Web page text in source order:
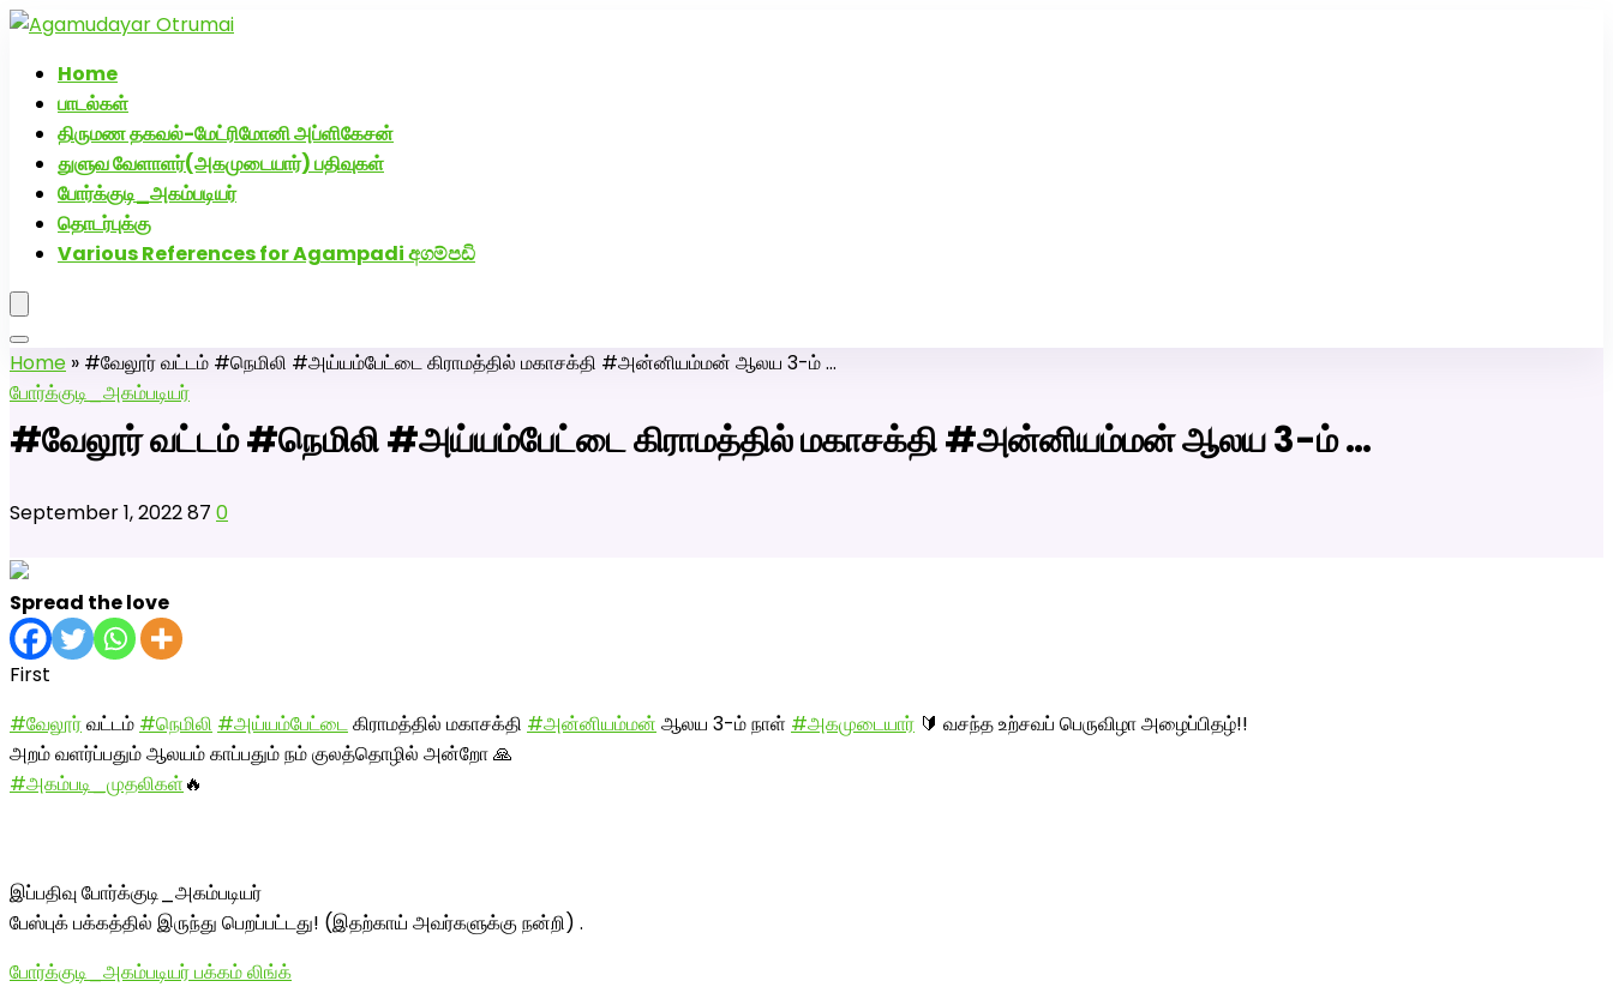
Home
பாடல்கள்
திருமண தகவல்-மேட்ரிமோனி அப்ளிகேசன்
துளுவ வேளாளர்(அகமுடையார்) பதிவுகள்
போர்க்குடி_அகம்படியர்
தொடர்புக்கு
Various References for Agampadi අගම්පඩි
Home » #வேலூர் வட்டம் #நெமிலி #அய்யம்பேட்டை கிராமத்தில் மகாசக்தி #அன்னியம்மன் ஆலய 3-ம் …
போர்க்குடி_அகம்படியர்
#வேலூர் வட்டம் #நெமிலி #அய்யம்பேட்டை கிராமத்தில் மகாசக்தி #அன்னியம்மன் ஆலய 3-ம் …
September 1, 202287 0
Spread the love
First
#வேலூர்வட்டம் #நெமிலி #அய்யம்பேட்டைகிராமத்தில் மகாசக்தி #அன்னியம்மன் ஆலய 3-ம் நாள் #அகமுடையார் 🔰 வசந்த உற்சவப் பெருவிழா அழைப்பிதழ்!!
அறம் வளர்ப்பதும் ஆலயம் காப்பதும் நம் குலத்தொழில் அன்றோ 🙏
#அகம்படி_முதலிகள்🔥
இப்பதிவு போர்க்குடி_அகம்படியர்
பேஸ்புக் பக்கத்தில் இருந்து பெறப்பட்டது! (இதற்காய் அவர்களுக்கு நன்றி) .
போர்க்குடி_அகம்படியர் பக்கம் லிங்க்
அகமுடையார் திருமண வரன்களுக்கு அகமுடையார்மேட்ரி-பெண் வீட்டாருக்கு 100% இலவச திருமண சேவை! வாட்ஸப் எண்: